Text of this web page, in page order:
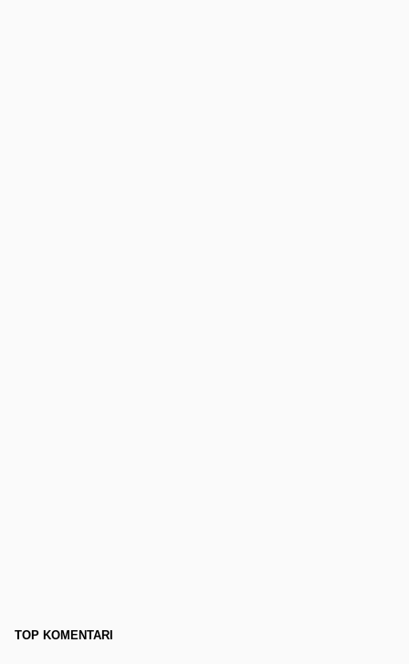
TOP KOMENTARI